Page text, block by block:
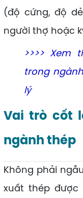
(độ cứng, độ
người thợ hoặc
>>>> Xem
trong
lý
Vai trò cốt
ngành thép
Không phải
xuất thép được